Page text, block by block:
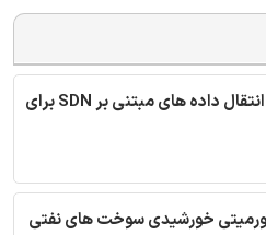
ترجمه مقاله امنیت انتقال داده های مبتنی بر SDN برای
خورشیدی سوخت های نفتی